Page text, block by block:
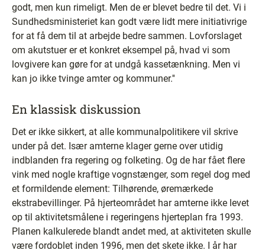
godt, men kun rimeligt. Men de er blevet bedre til det. Vi i
Sundhedsministeriet kan godt være lidt mere initiativrige
for at få dem til at arbejde bedre sammen. Lovforslaget
om akutstuer er et konkret eksempel på, hvad vi som
lovgivere kan gøre for at undgå kassetænkning. Men vi
kan jo ikke tvinge amter og kommuner.''
En klassisk diskussion
Det er ikke sikkert, at alle kommunalpolitikere vil skrive
under på det. Især amterne klager gerne over utidig
indblanden fra regering og folketing. Og de har fået flere
vink med nogle kraftige vognstænger, som regel dog med
et formildende element: Tilhørende, øremærkede
ekstrabevillinger. På hjerteområdet har amterne ikke levet
op til aktivitetsmålene i regeringens hjerteplan fra 1993.
Planen kalkulerede blandt andet med, at aktiviteten skulle
være fordoblet inden 1996, men det skete ikke. I år har